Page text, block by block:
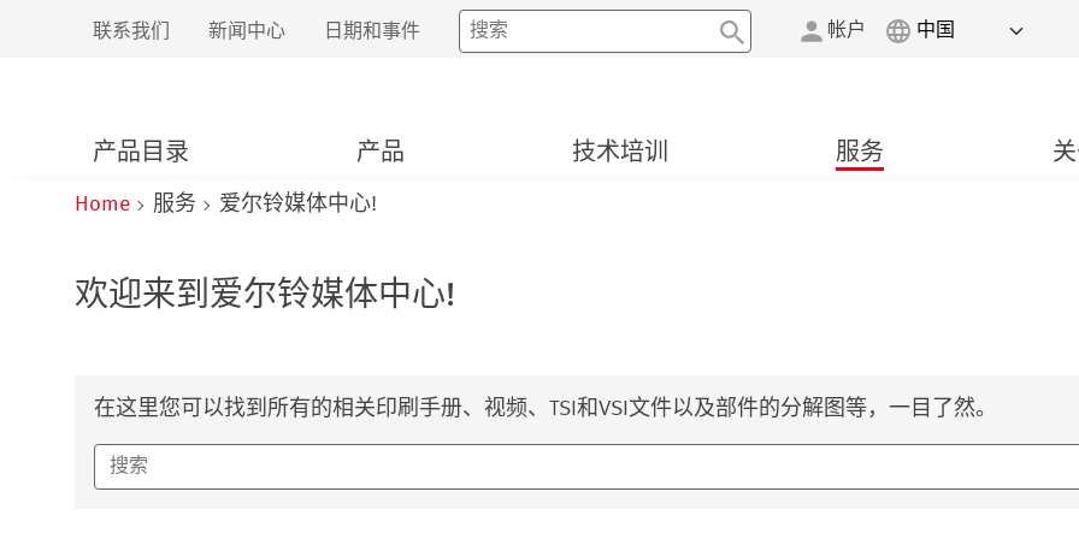
联系我们 新闻中心 日期和事件 帐户
产品目录 产品 技术培训 服务
Home 服务 爱尔铃媒体中心!
欢迎来到爱尔铃媒体中心!
在这里您可以找到所有的相关印刷手册、视频、TSI和VSI文件以及部件的分解图等，一目了然。